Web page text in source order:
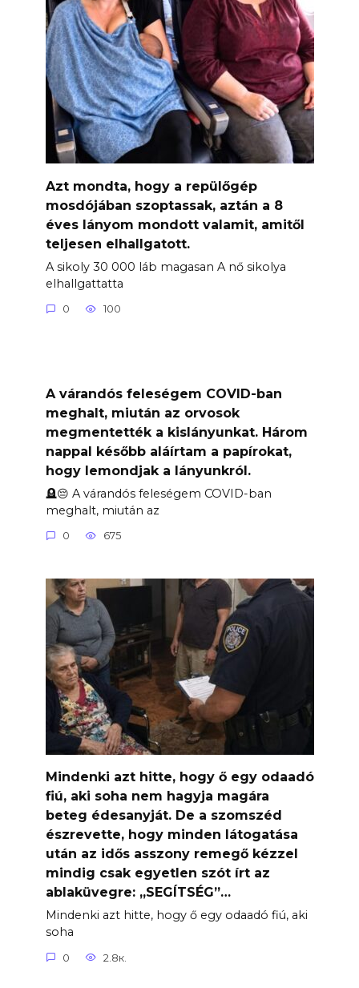
Azt mondta, hogy a repülőgép
mosdójában szoptassak, aztán a 8
éves lányom mondott valamit, amitől
teljesen elhallgatott.
A sikoly 30 000 láb magasan A nő sikolya
elhallgattatta
0 100
A várandós feleségem COVID-ban
meghalt, miután az orvosok
megmentették a kislányunkat. Három
nappal később aláírtam a papírokat,
hogy lemondjak a lányunkról.
🪦😔 A várandós feleségem COVID-ban
meghalt, miután az
0 675
Mindenki azt hitte, hogy ő egy odaadó
fiú, aki soha nem hagyja magára
beteg édesanyját. De a szomszéd
észrevette, hogy minden látogatása
után az idős asszony remegő kézzel
mindig csak egyetlen szót írt az
ablaküvegre: „SEGÍTSÉG”…
Mindenki azt hitte, hogy ő egy odaadó fiú, aki
soha
0 2.8к.